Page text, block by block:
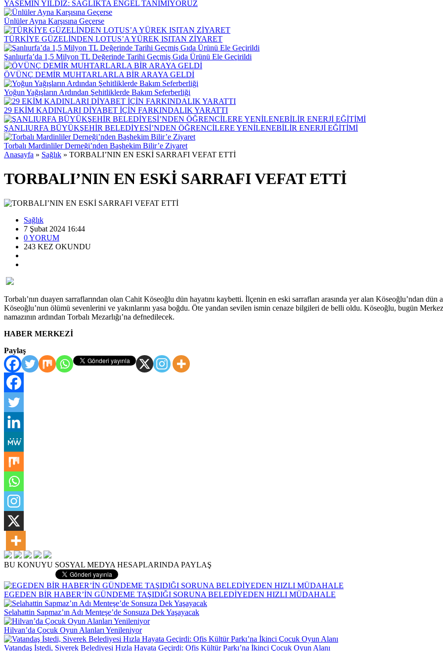
YASEMİN YILDIZ: SAĞLIKTA ENGEL TANIMIYORUZ
Ünlüler Ayna Karşısına Geçerse
TÜRKİYE GÜZELİNDEN LOTUS’A YÜREK ISITAN ZİYARET
Şanlıurfa’da 1,5 Milyon TL Değerinde Tarihi Geçmiş Gıda Ürünü Ele Geçirildi
ÖVÜNÇ DEMİR MUHTARLARLA BİR ARAYA GELDİ
Yoğun Yağışların Ardından Şehitliklerde Bakım Seferberliği
29 EKİM KADINLARI DİYABET İÇİN FARKINDALIK YARATTI
ŞANLIURFA BÜYÜKŞEHİR BELEDİYESİ’NDEN ÖĞRENCİLERE YENİLENEBİLİR ENERJİ EĞİTİMİ
Torbalı Mardinliler Derneği’nden Başhekim Bilir’e Ziyaret
Anasayfa » Sağlık » TORBALI’NIN EN ESKİ SARRAFI VEFAT ETTİ
TORBALI’NIN EN ESKİ SARRAFI VEFAT ETTİ
Sağlık
7 Şubat 2024 16:44
0YORUM
243 KEZ OKUNDU
Torbalı’nın duayen sarraflarından olan Cahit Köseoğlu dün hayatını kaybetti. İlçenin en eski sarrafları arasında yer alan Köseoğlu’ndan dün
Köseoğlu’nun ölümü sevenlerini ve yakınlarını yasa boğdu. Öte yandan sevilen ismin cenaze bilgileri de belli oldu. Köseoğlu, bugün
namazının ardından Torbalı Mezarlığı’na defnedilecek.
HABER MERKEZİ
Paylaş
BU KONUYU SOSYAL MEDYA HESAPLARINDA PAYLAŞ
EGEDEN BİR HABER’İN GÜNDEME TAŞIDIĞI SORUNA BELEDİYEDEN HIZLI MÜDAHALE
Selahattin Sapmaz’ın Adı Menteşe’de Sonsuza Dek Yaşayacak
Hilvan’da Çocuk Oyun Alanları Yenileniyor
Vatandaş İstedi, Siverek Belediyesi Hızla Hayata Geçirdi: Ofis Kültür Parkı’na İkinci Çocuk Oyun Alanı